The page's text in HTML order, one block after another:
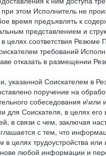
этом Исполнитель не
время предъявлять к
представлением и
целях соответствия
требований
отказать в размещении
указанной Соискателем в
поручение на
собеседования
Соискателя, в целях его
в связи с чем, заключая
с тем, что
целях трудоустройства
любой информации и